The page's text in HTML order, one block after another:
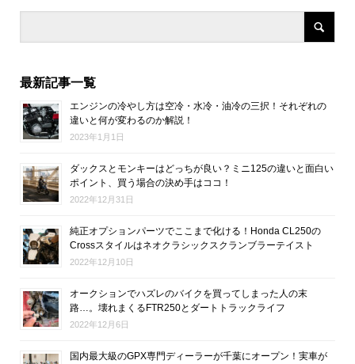
最新記事一覧
エンジンの冷やし方は空冷・水冷・油冷の三択！それぞれの
違いと何が変わるのか解説！
2023年1月1日
ダックスとモンキーはどっちが良い？ミニ125の違いと面白い
ポイント、買う場合の決め手はココ！
2022年12月31日
純正オプションパーツでここまで化ける！Honda CL250の
Crossスタイルはネオクラシックスクランブラーテイスト
2022年12月10日
オークションでハズレのバイクを買ってしまった人の末
路…。壊れまくるFTR250とダートトラックライフ
2022年12月6日
国内最大級のGPX専門ディーラーが千葉にオープン！実車が